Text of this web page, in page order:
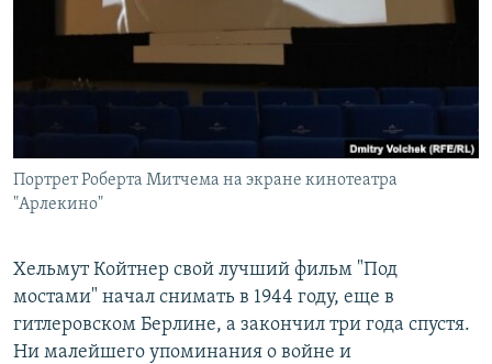
Портрет Роберта Митчема на экране кинотеатра
"Арлекино"
Хельмут Койтнер свой лучший фильм "Под
мостами" начал снимать в 1944 году, еще в
гитлеровском Берлине, а закончил три года спустя.
Ни малейшего упоминания о войне и